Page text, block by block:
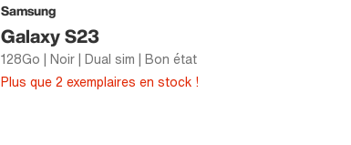
Samsung
Galaxy S23
128Go | Noir | Dual sim | Bon état
Plus que 2 exemplaires en stock !